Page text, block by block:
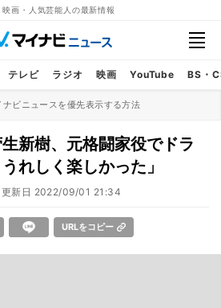
映画・人気芸能人の最新情報
テレビ ラジオ 映画 YouTube BS・
ビニュースを優先表示する方法
新樹、元格闘家役でドラ
れしく楽しかった」
更新日 2022/09/01 21:34
URLをコピー